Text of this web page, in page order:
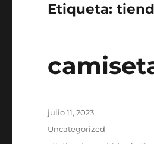
Etiqueta:
Publicado
julio 11, 2023
Categorías
Uncategorized